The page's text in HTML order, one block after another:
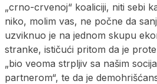
„crno-crvenoj“ koaliciji, niti sebi
niko, molim vas, ne počne da
uzviknuo je na jednom skupu
stranke, ističući pritom da je
„bio veoma strpljiv sa našim
partnerom“, te da je